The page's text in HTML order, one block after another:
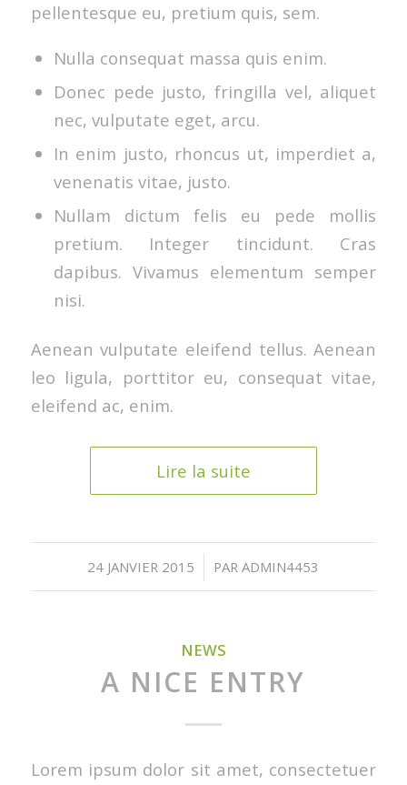
pellentesque eu, pretium quis, sem.
Nulla consequat massa quis enim.
Donec pede justo, fringilla vel, aliquet
nec, vulputate eget, arcu.
In enim justo, rhoncus ut, imperdiet a,
venenatis vitae, justo.
Nullam dictum felis eu pede mollis
pretium. Integer tincidunt. Cras
dapibus. Vivamus elementum semper
nisi.
Aenean vulputate eleifend tellus. Aenean
leo ligula, porttitor eu, consequat vitae,
eleifend ac, enim.
Lire la suite
24 JANVIER 2015
/ PARADMIN4453
NEWS
A NICE ENTRY
Lorem ipsum dolor sit amet, consectetuer